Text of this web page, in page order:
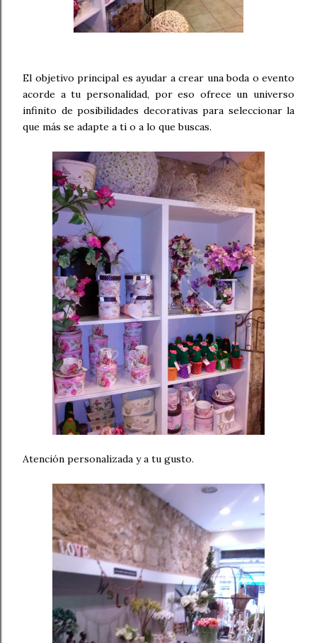
El objetivo principal es ayudar a crear una boda o evento
acorde a tu personalidad, por eso ofrece un universo
infinito de posibilidades decorativas para seleccionar la
que más se adapte a ti o a lo que buscas.
Atención personalizada y a tu gusto.